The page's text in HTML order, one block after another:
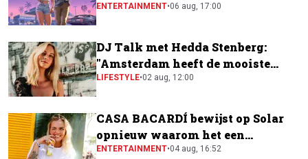
ENTERTAINMENT•06 aug, 17:00
DJ Talk met Hedda Stenberg:
"Amsterdam heeft de mooiste
festivalscene van Europa"
LIFESTYLE•02 aug, 12:00
CASA BACARDÍ bewijst op Solar
opnieuw waarom het een
festivalfavoriet is
ENTERTAINMENT•04 aug, 16:52